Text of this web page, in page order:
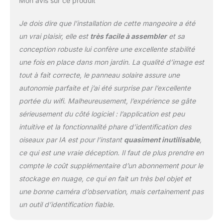
2,5 L : cette mangeoire
peut être remplie de
graines de tournesol à
l'huile noire ou d'un
mélange de noix
décortiquées, parfaites
pour attirer diverses
espèces d'oiseaux telles
que les cardinaux, les
pinsons rouges, les
geais bleus, les
moineaux, les
étourneaux, et plus
encore. Le design de la
mangeoire permet aux
graines de se remplir
automatiquement après
que les oiseaux ont
Je dois dire que l’installation de cette mangeoire a été
un vrai plaisir, elle est très facile à assembleret sa
conception robuste lui confère une excellente stabilité
une fois en place dans mon jardin. La qualité d’image est
tout à fait correcte, le panneau solaire assure une
autonomie parfaite et j’ai été surprise par l’excellente
portée du wifi. Malheureusement, l’expérience se gâte
sérieusement du côté logiciel : l’application est peu
intuitive et la fonctionnalité phare d’identification des
oiseaux par IA est pour l’instant quasiment inutilisable,
ce qui est une vraie déception. Il faut de plus prendre en
compte le coût supplémentaire d’un abonnement pour le
stockage en nuage, ce qui en fait un très bel objet et
une bonne caméra d’observation, mais certainement pas
un outil d’identification fiable.